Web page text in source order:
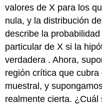
valores de X para los
nula, y la distribución
describe la
particular de X si la
verdadera . Ahora,
región crítica que
muestral, y
realmente cierta.